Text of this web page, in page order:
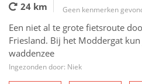
24 km Geen kenmerken
Een niet al te grote fietsroute
Friesland. Bij het Moddergat
waddenzee
Ingezonden door: Niek